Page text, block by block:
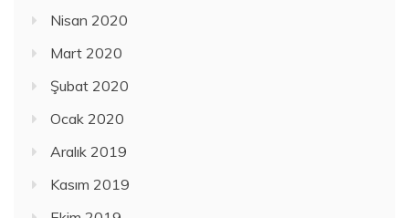
Nisan 2020
Mart 2020
Şubat 2020
Ocak 2020
Aralık 2019
Kasım 2019